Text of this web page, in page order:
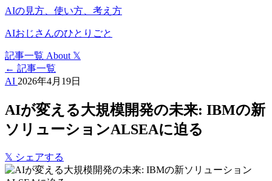
AIの見方、使い方、考え方
AIおじさんのひとりごと
記事一覧 About 𝕏
← 記事一覧
AI 2026年4月19日
AIが変える大規模開発の未来: IBMの新
ソリューションALSEAに迫る
𝕏 シェアする